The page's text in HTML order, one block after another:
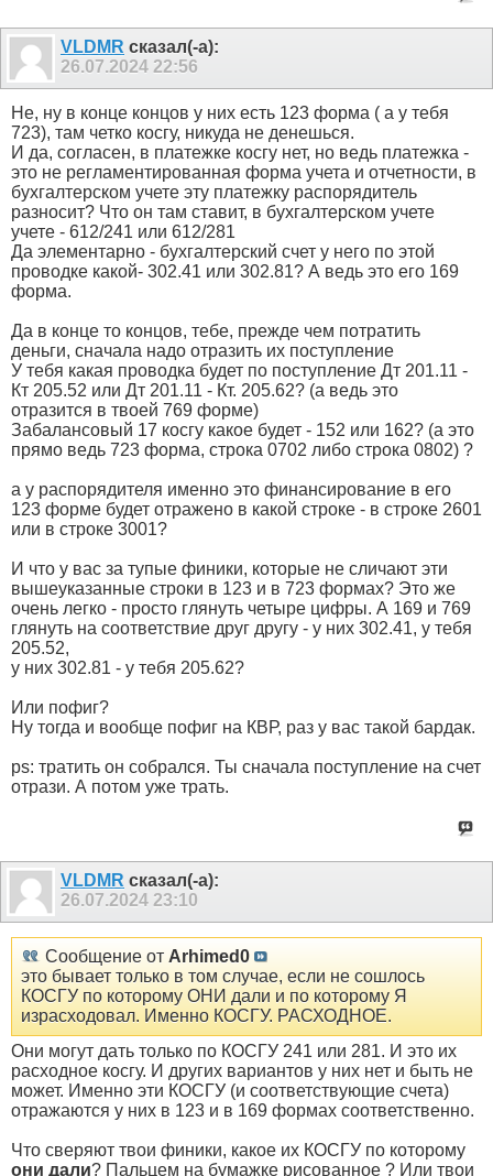
VLDMR сказал(-а):
26.07.2024 22:56
Не, ну в конце концов у них есть 123 форма ( а у тебя
723), там четко косгу, никуда не денешься.
И да, согласен, в платежке косгу нет, но ведь платежка -
это не регламентированная форма учета и отчетности, в
бухгалтерском учете эту платежку распорядитель
разносит? Что он там ставит, в бухгалтерском учете
учете - 612/241 или 612/281
Да элементарно - бухгалтерский счет у него по этой
проводке какой- 302.41 или 302.81? А ведь это его 169
форма.
Да в конце то концов, тебе, прежде чем потратить
деньги, сначала надо отразить их поступление
У тебя какая проводка будет по поступление Дт 201.11 -
Кт 205.52 или Дт 201.11 - Кт. 205.62? (а ведь это
отразится в твоей 769 форме)
Забалансовый 17 косгу какое будет - 152 или 162? (а это
прямо ведь 723 форма, строка 0702 либо строка 0802) ?
а у распорядителя именно это финансирование в его
123 форме будет отражено в какой строке - в строке 2601
или в строке 3001?
И что у вас за тупые финики, которые не сличают эти
вышеуказанные строки в 123 и в 723 формах? Это же
очень легко - просто глянуть четыре цифры. А 169 и 769
глянуть на соответствие друг другу - у них 302.41, у тебя
205.52,
у них 302.81 - у тебя 205.62?
Или пофиг?
Ну тогда и вообще пофиг на КВР, раз у вас такой бардак.
ps: тратить он собрался. Ты сначала поступление на счет
отрази. А потом уже трать.
VLDMR сказал(-а):
26.07.2024 23:10
Сообщение от Arhimed0
это бывает только в том случае, если не сошлось
КОСГУ по которому ОНИ дали и по которому Я
израсходовал. Именно КОСГУ. РАСХОДНОЕ.
Они могут дать только по КОСГУ 241 или 281. И это их
расходное косгу. И других вариантов у них нет и быть не
может. Именно эти КОСГУ (и соответствующие счета)
отражаются у них в 123 и в 169 формах соответственно.
Что сверяют твои финики, какое их КОСГУ по которому
они дали? Пальцем на бумажке рисованное ? Или твои